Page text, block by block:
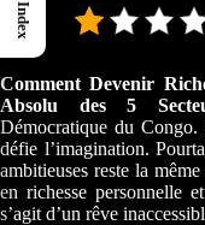
Comment Devenir
Absolu des 5
Démocratique du
défie l’imagination.
ambitieuses reste la
en richesse personnelle
s’agit d’un rêve
Index